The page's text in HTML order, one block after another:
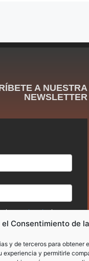
Consentimiento de
y de terceros para obtener
experiencia y permitirle
A NUESTRA
NEWSLETTER